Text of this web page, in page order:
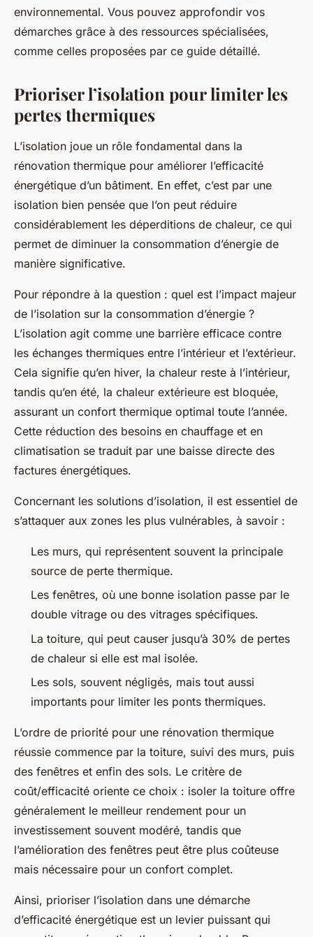
environnemental. Vous pouvez approfondir vos
démarches grâce à des ressources spécialisées,
comme celles proposées par ce guide détaillé.
Prioriser l’isolation pour limiter les
pertes thermiques
L’isolation joue un rôle fondamental dans la
rénovation thermique pour améliorer l’efficacité
énergétique d’un bâtiment. En effet, c’est par une
isolation bien pensée que l’on peut réduire
considérablement les déperditions de chaleur, ce qui
permet de diminuer la consommation d’énergie de
manière significative.
Pour répondre à la question : quel est l’impact majeur
de l’isolation sur la consommation d’énergie ?
L’isolation agit comme une barrière efficace contre
les échanges thermiques entre l’intérieur et l’extérieur.
Cela signifie qu’en hiver, la chaleur reste à l’intérieur,
tandis qu’en été, la chaleur extérieure est bloquée,
assurant un confort thermique optimal toute l’année.
Cette réduction des besoins en chauffage et en
climatisation se traduit par une baisse directe des
factures énergétiques.
Concernant les solutions d’isolation, il est essentiel de
s’attaquer aux zones les plus vulnérables, à savoir :
Les murs, qui représentent souvent la principale
source de perte thermique.
Les fenêtres, où une bonne isolation passe par le
double vitrage ou des vitrages spécifiques.
La toiture, qui peut causer jusqu’à 30% de pertes
de chaleur si elle est mal isolée.
Les sols, souvent négligés, mais tout aussi
importants pour limiter les ponts thermiques.
L’ordre de priorité pour une rénovation thermique
réussie commence par la toiture, suivi des murs, puis
des fenêtres et enfin des sols. Le critère de
coût/efficacité oriente ce choix : isoler la toiture offre
généralement le meilleur rendement pour un
investissement souvent modéré, tandis que
l’amélioration des fenêtres peut être plus coûteuse
mais nécessaire pour un confort complet.
Ainsi, prioriser l’isolation dans une démarche
d’efficacité énergétique est un levier puissant qui